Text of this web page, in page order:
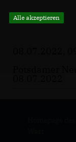
Alle akzeptieren